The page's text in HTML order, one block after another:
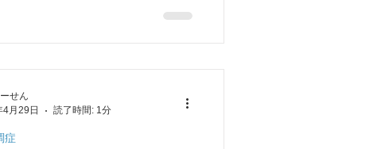
状、過呼吸、過換気症候群
柏原市/近鉄八尾/
/高安/恩智/東洋
ん
「肝」とは肝臓そのものではな
・感情・血の働きなどを調節し
ラ、不眠症、落ち込み、情緒不
不振・、動悸、手足の冷えシビ
頭痛・めまい、目の病気な...
症
せん
月29日
読了時間: 1分